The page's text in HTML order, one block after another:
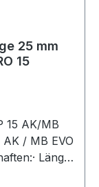
15
15 AK/MB
AK / MB EVO
Länge: